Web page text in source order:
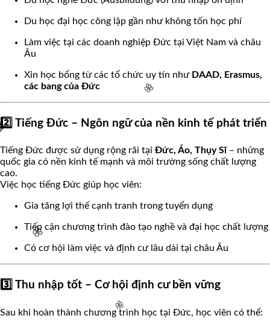
🌸
Du học đại học công lập gần như không tốn học phí
Làm việc tại các doanh nghiệp Đức tại Việt Nam và châu
Âu
Xin học bổng từ các tổ chức uy tín như DAAD, Erasmus,
các bang của Đức
2️⃣ Tiếng Đức – Ngôn ngữ của nền kinh tế phát triển
Tiếng Đức được sử dụng rộng rãi tại Đức, Áo, Thụy Sĩ– những
quốc gia có nền kinh tế mạnh và môi trường sống chất lượng
cao.
Việc học tiếng Đức giúp học viên:
Gia tăng lợi thế cạnh tranh trong tuyển dụng
Tiếp cận chương trình đào tạo nghề và đại học chất lượng
Có cơ hội làm việc và định cư lâu dài tại châu Âu
3️⃣ Thu nhập tốt – Cơ hội định cư bền vững
Sau khi hoàn thành chương trình học tại Đức, học viên có thể: